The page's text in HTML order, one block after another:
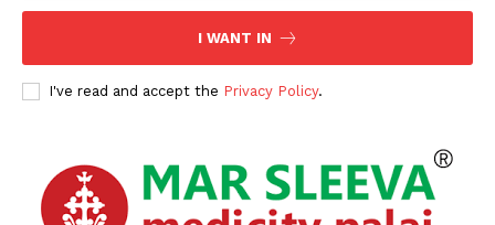
I WANT IN
I've read and accept the Privacy Policy.